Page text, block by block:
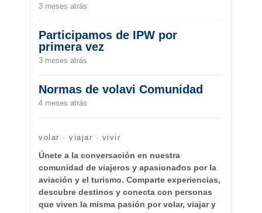
3 meses atrás
Participamos de IPW por
primera vez
3 meses atrás
Normas de volavi Comunidad
4 meses atrás
volar · viajar · vivir
Únete a la conversación en nuestra
comunidad de viajeros y apasionados por la
aviación y el turismo. Comparte experiencias,
descubre destinos y conecta con personas
que viven la misma pasión por volar, viajar y